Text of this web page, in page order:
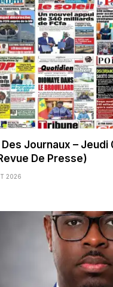
Des Journaux –
De Presse)
2026